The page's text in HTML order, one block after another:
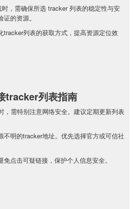
，需确保所选 tracker 列表的稳定性与安
的资源。
tracker列表的获取方式，提高资源定位效
tracker列表指南
，需特别注意网络安全。建议定期更新列表
不明的tracker地址。优先选择官方或可信社
点击可疑链接，保护个人信息安全。